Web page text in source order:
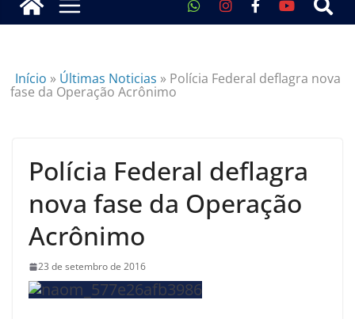
Início » Últimas Noticias » Polícia Federal deflagra nova
fase da Operação Acrônimo
Polícia Federal deflagra
nova fase da Operação
Acrônimo
23 de setembro de 2016